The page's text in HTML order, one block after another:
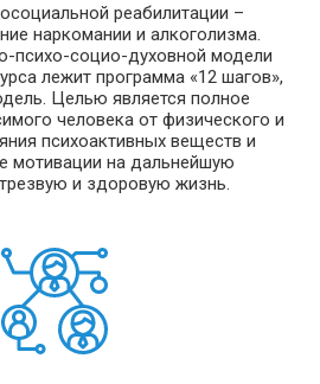
реабилитации –
наркомании и алкоголизма.
психо-социо-духовной модели
лежит программа «12 шагов»,
Целью является полное
человека от физического и
психоактивных веществ и
мотивации на дальнейшую
и здоровую жизнь.